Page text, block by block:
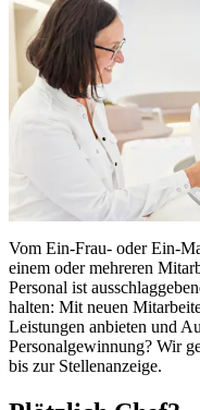
Vom Ein-Frau- oder Ein-
einem oder mehreren
Personal ist
halten: Mit neuen
Leistungen anbieten und
Personalgewinnung? Wir
bis zur Stellenanzeige.